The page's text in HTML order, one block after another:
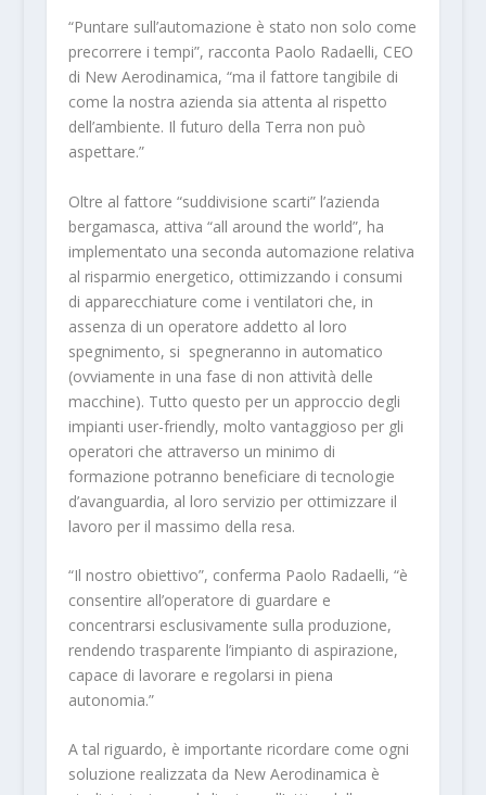
“Puntare sull’automazione è stato non solo come
precorrere i tempi”, racconta Paolo Radaelli, CEO
di New Aerodinamica, “ma il fattore tangibile di
come la nostra azienda sia attenta al rispetto
dell’ambiente. Il futuro della Terra non può
aspettare.”
Oltre al fattore “suddivisione scarti” l’azienda
bergamasca, attiva “all around the world”, ha
implementato una seconda automazione relativa
al risparmio energetico, ottimizzando i consumi
di apparecchiature come i ventilatori che, in
assenza di un operatore addetto al loro
spegnimento, si spegneranno in automatico
(ovviamente in una fase di non attività delle
macchine). Tutto questo per un approccio degli
impianti user-friendly, molto vantaggioso per gli
operatori che attraverso un minimo di
formazione potranno beneficiare di tecnologie
d’avanguardia, al loro servizio per ottimizzare il
lavoro per il massimo della resa.
“Il nostro obiettivo”, conferma Paolo Radaelli, “è
consentire all’operatore di guardare e
concentrarsi esclusivamente sulla produzione,
rendendo trasparente l’impianto di aspirazione,
capace di lavorare e regolarsi in piena
autonomia.”
A tal riguardo, è importante ricordare come ogni
soluzione realizzata da New Aerodinamica è